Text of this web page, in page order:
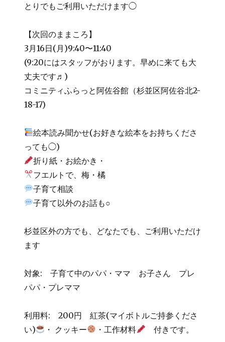
とりでもご利用いただけます◯
【次回のままころ】
3月16日(月)9:40〜11:40
(9:20にはスタッフがおります。早めに来ても大
丈夫です♬)
コミニティふらっと阿佐谷館（杉並区阿佐谷北2-
18-17)
絵本読み聞かせ(お好きな絵本をお持ちくださ
っても◯)
折り紙・お絵かき・
フエルトで、梅・橘
子育て相談
子育て以外のお話も○
杉並区外の方でも、どなたでも、ご利用いただけ
ます
対象: 子育て中のパパ・ママ お子さん プレ
パパ・プレママ
利用料: 200円 紅茶(マイボトルご持参くださ
い)
・ クッキー ・工作材料 付きです。